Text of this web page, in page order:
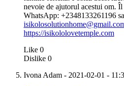
nevoie de ajutorul acestui om.
WhatsApp: +2348133261196
https://isikololovetemple.com
Like 0
Dislike 0
Ivona Adam - 2021-02-01 -